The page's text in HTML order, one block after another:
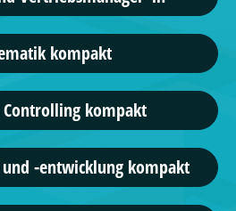
kompakt
Controlling kompakt
-entwicklung kompakt